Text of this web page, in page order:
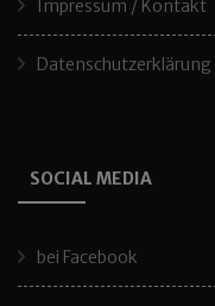
Impressum / Kontakt
Datenschutzerklärung
SOCIAL MEDIA
bei Facebook